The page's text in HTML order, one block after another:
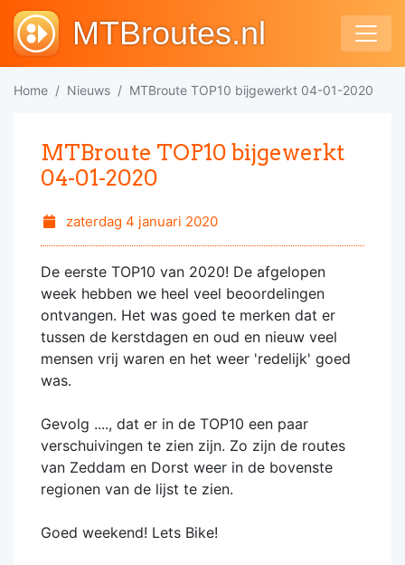
MTBroutes.nl
Home Nieuws MTBroute TOP10 bijgewerkt 04-01-2020
MTBroute TOP10 bijgewerkt
04-01-2020
zaterdag 4 januari 2020
De eerste TOP10 van 2020! De afgelopen
week hebben we heel veel beoordelingen
ontvangen. Het was goed te merken dat er
tussen de kerstdagen en oud en nieuw veel
mensen vrij waren en het weer 'redelijk' goed
was.
Gevolg ...., dat er in de TOP10 een paar
verschuivingen te zien zijn. Zo zijn de routes
van Zeddam en Dorst weer in de bovenste
regionen van de lijst te zien.
Goed weekend! Lets Bike!